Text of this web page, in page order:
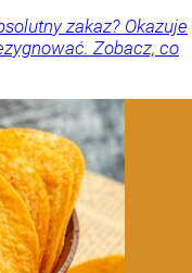
zakaz? Okazuje
Zobacz, co